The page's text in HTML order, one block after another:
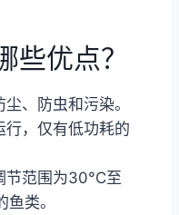
些优点？
、防虫和污染。
行，仅有低功耗的
节范围为30°C至
类。